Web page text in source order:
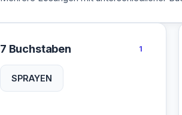
7 Buchstaben 1
SPRAYEN